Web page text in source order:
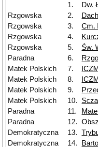
1.
Dw.
Rzgowska
2.
Rzgowska
3. Cm.
Rzgowska
4.
Rzgowska
5. Św.
Paradna
6.
Matek Polskich
7.
Matek Polskich
8.
Matek Polskich
9.
Matek Polskich
10.
Paradna
11.
Paradna
12.
Demokratyczna
13.
Demokratyczna
14.